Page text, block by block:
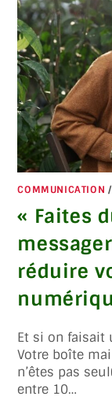
COMMUNICATION /
« Faites
réduire
Et si on faisait
Votre boîte
n’êtes pas
entre 10…